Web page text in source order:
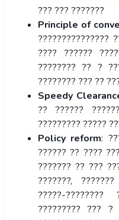
??? ??? ???????
Principle of
???????????????
???? ??????
???????? ?? ?
???????? ??? ??
Speedy
?? ??????
????????? ?????
Policy reform:
?????? ?? ????
??????? ?? ???
???????,
?????-
????????? ???